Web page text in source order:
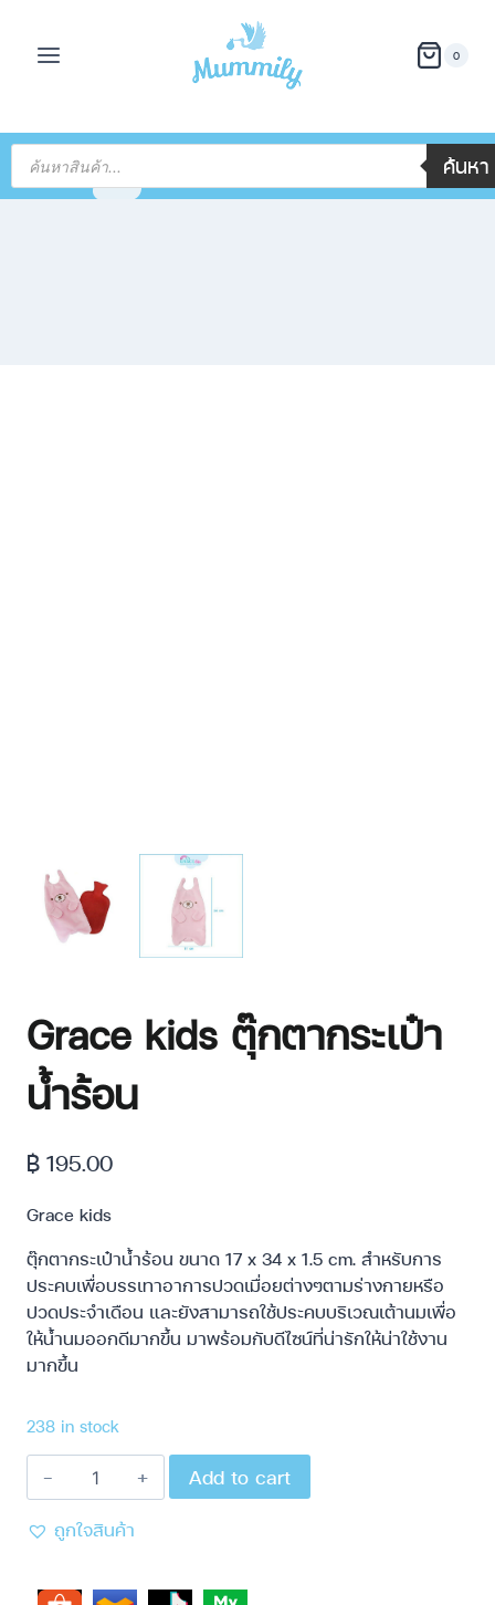
0
ค้นหา
Grace kids ตุ๊กตากระเป๋า
น้ำร้อน
฿ 195.00
Grace kids
ตุ๊กตากระเป๋าน้ำร้อน ขนาด 17 x 34 x 1.5 cm. สำหรับการ
ประคบเพื่อบรรเทาอาการปวดเมื่อยต่างๆตามร่างกายหรือ
ปวดประจำเดือน และยังสามารถใช้ประคบบริเวณเต้านมเพื่อ
ให้น้ำนมออกดีมากขึ้น มาพร้อมกับดีไซน์ที่น่ารักให้น่าใช้งาน
มากขึ้น
238 in stock
Add to cart
ถูกใจสินค้า